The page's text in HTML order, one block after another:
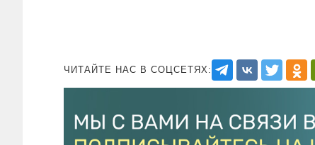
ЧИТАЙТЕ НАС В СОЦСЕТЯХ: